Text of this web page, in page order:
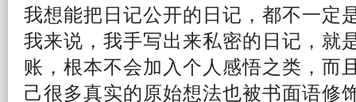
我想能把日记公开的日记，都不一定
我来说，我手写出来私密的日记，就
账，根本不会加入个人感悟之类，而
己很多真实的原始想法也被书面语修